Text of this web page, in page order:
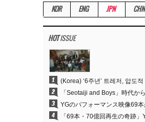
KOR ENG JPN CHN
HOTISSUE
1
2
3
4